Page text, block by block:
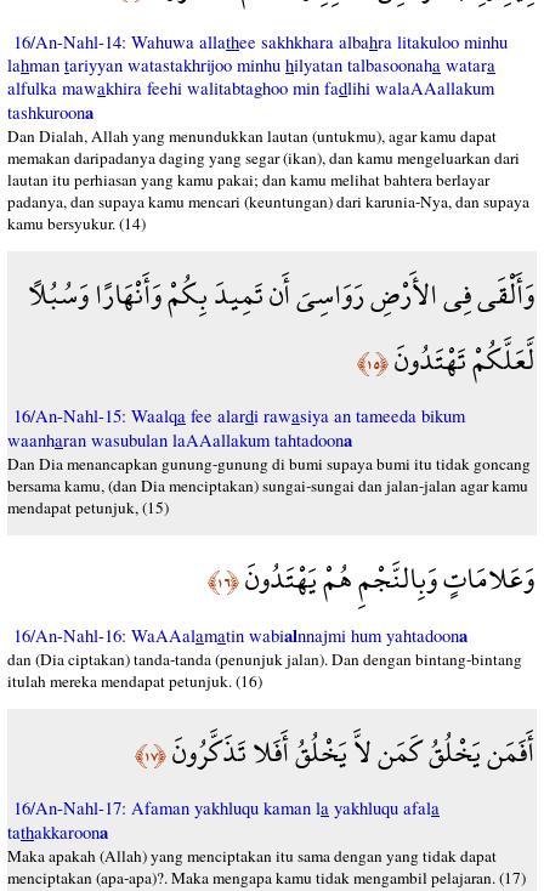
16/An-Nahl-14: Wahuwa allathee sakhkhara albahra litakuloo minhu
lahman tariyyan watastakhrijoo minhu hilyatan talbasoonaha watara
alfulka mawakhira feehi walitabtaghoo min fadlihi walaAAallakum
tashkuroona
Dan Dialah, Allah yang menundukkan lautan (untukmu), agar kamu dapat
memakan daripadanya daging yang segar (ikan), dan kamu mengeluarkan dari
lautan itu perhiasan yang kamu pakai; dan kamu melihat bahtera berlayar
padanya, dan supaya kamu mencari (keuntungan) dari karunia-Nya, dan supaya
kamu bersyukur. (14)
وَأَلْقَى فِي الأَرْضِ رَوَاسِيَ أَن تَمِيدَ بِكُمْ وَأَنْهَارًا وَسُبُلاً
لَّعَلَّكُمْ تَهْتَدُونَ﴿١٥﴾
16/An-Nahl-15: Waalqa fee alardi rawasiya an tameeda bikum
waanharan wasubulan laAAallakum tahtadoona
Dan Dia menancapkan gunung-gunung di bumi supaya bumi itu tidak goncang
bersama kamu, (dan Dia menciptakan) sungai-sungai dan jalan-jalan agar kamu
mendapat petunjuk, (15)
وَعَلامَاتٍ وَبِالنَّجْمِ هُمْ يَهْتَدُونَ﴿١٦﴾
16/An-Nahl-16: WaAAalamatin wabialnnajmi hum yahtadoona
dan (Dia ciptakan) tanda-tanda (penunjuk jalan). Dan dengan bintang-bintang
itulah mereka mendapat petunjuk. (16)
أَفَمَن يَخْلُقُ كَمَن لاَّ يَخْلُقُ أَفَلا تَذَكَّرُونَ﴿١٧﴾
16/An-Nahl-17: Afaman yakhluqu kaman la yakhluqu afala
tathakkaroona
Maka apakah (Allah) yang menciptakan itu sama dengan yang tidak dapat
menciptakan (apa-apa)?. Maka mengapa kamu tidak mengambil pelajaran. (17)